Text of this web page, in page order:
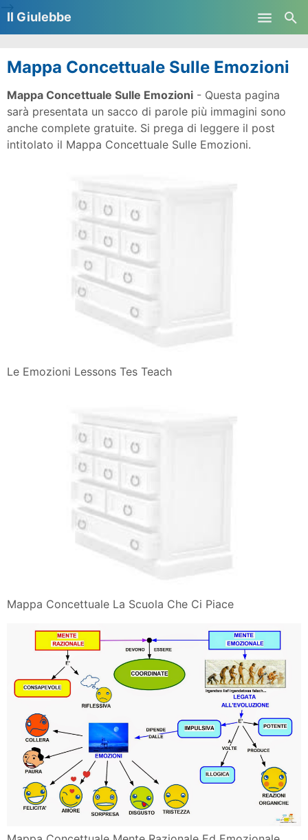
Il Giulebbe
Mappa Concettuale Sulle Emozioni
Mappa Concettuale Sulle Emozioni - Questa pagina
sarà presentata un sacco di parole più immagini sono
anche complete gratuite. Si prega di leggere il post
intitolato il Mappa Concettuale Sulle Emozioni.
Le Emozioni Lessons Tes Teach
Mappa Concettuale La Scuola Che Ci Piace